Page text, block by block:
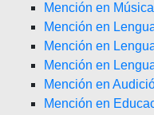
Mención en
Mención en
Mención en
Mención en
Mención en
Mención en